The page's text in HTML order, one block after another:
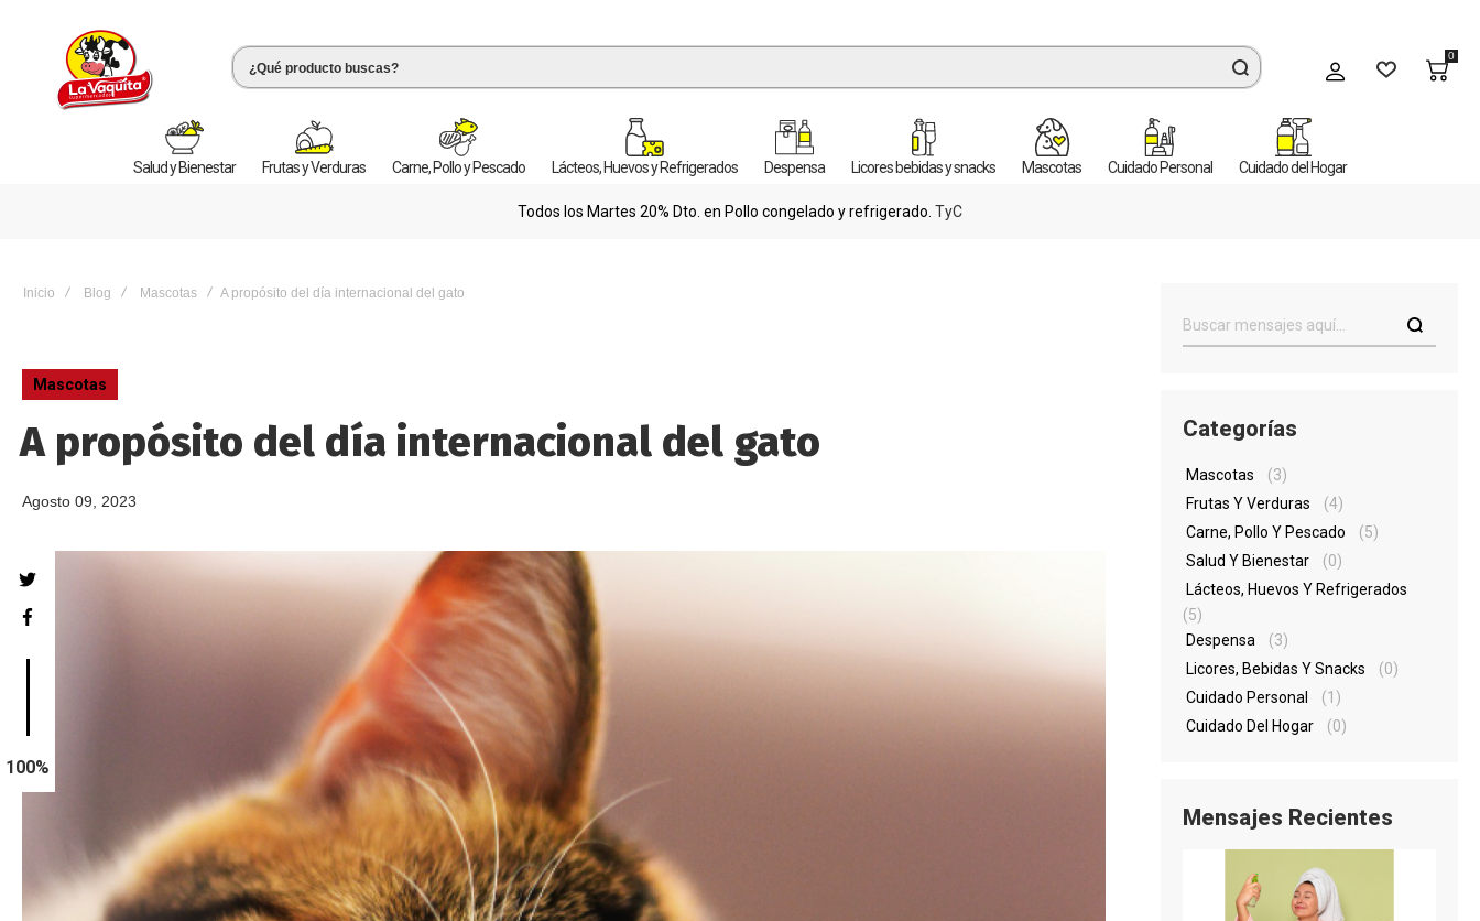
Mi cuenta
0
Salud y Bienestar Frutas y Verduras Carne, Pollo y Pescado Lácteos, Huevos y Refrigerados Despensa Licores bebidas y snacks Mascotas Cuidado Personal Cuidado del Hogar
Todos los Martes 20% Dto. en Pollo congelado y refrigerado. TyC
Inicio Blog Mascotas A propósito del día internacional del gato
Mascotas
A propósito del día internacional del gato
Agosto 09, 2023
100%
Categorías
Mascotas
(3)
Frutas Y Verduras
(4)
Carne, Pollo Y Pescado
(5)
Salud Y Bienestar
(0)
Lácteos, Huevos Y Refrigerados
(5)
Despensa
(3)
Licores, Bebidas Y Snacks
(0)
Cuidado Personal
(1)
Cuidado Del Hogar
(0)
Mensajes Recientes